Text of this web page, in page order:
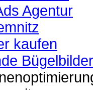
Agentur
kaufen
Bügelbilder